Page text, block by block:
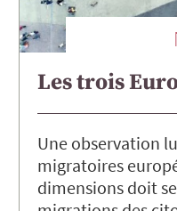
Les trois
Une observation
migratoires
dimensions doit